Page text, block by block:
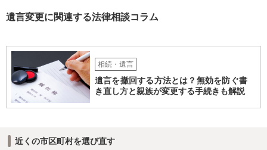
遺言変更に関連する法律相談コラム
相続・遺言
遺言を撤回する方法とは？無効を防ぐ書
き直し方と親族が変更する手続きも解説
近くの市区町村を選び直す